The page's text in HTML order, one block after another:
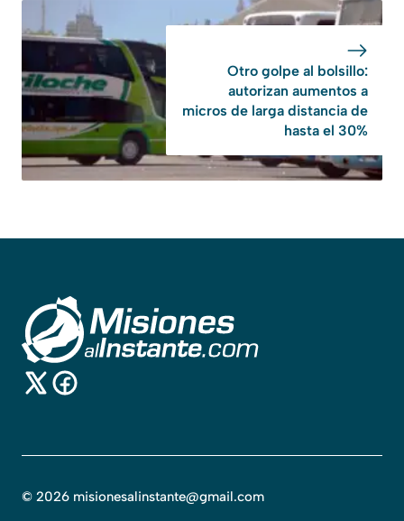
Otro golpe al bolsillo:
autorizan aumentos a
micros de larga distancia de
hasta el 30%
© 2026 misionesalinstante@gmail.com